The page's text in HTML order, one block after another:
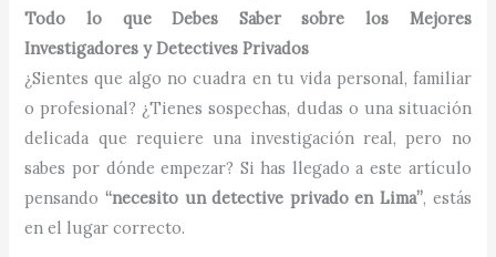
Todo lo que Debes Saber sobre los Mejores
Investigadores y Detectives Privados
¿Sientes que algo no cuadra en tu vida personal, familiar
o profesional? ¿Tienes sospechas, dudas o una situación
delicada que requiere una investigación real, pero no
sabes por dónde empezar? Si has llegado a este artículo
pensando“necesito un detective privado en Lima”, estás
en el lugar correcto.